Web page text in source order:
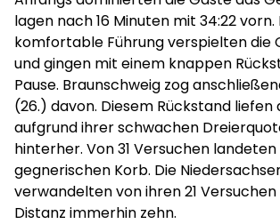
lagen nach 16 Minuten mit 34:22
komfortable Führung verspielten die
und gingen mit einem knappen
Pause. Braunschweig zog
(26.) davon. Diesem Rückstand
aufgrund ihrer schwachen
hinterher. Von 31 Versuchen
gegnerischen Korb. Die
verwandelten von ihren 21
Distanz immerhin zehn.